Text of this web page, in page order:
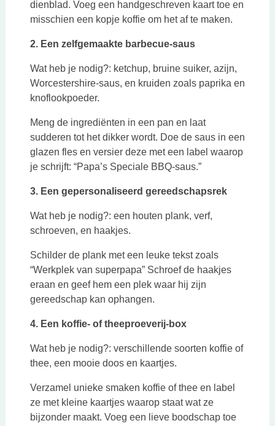
dienblad. Voeg een handgeschreven kaart toe en
misschien een kopje koffie om het af te maken.
2. Een zelfgemaakte barbecue-saus
Wat heb je nodig?: ketchup, bruine suiker, azijn,
Worcestershire-saus, en kruiden zoals paprika en
knoflookpoeder.
Meng de ingrediënten in een pan en laat
sudderen tot het dikker wordt. Doe de saus in een
glazen fles en versier deze met een label waarop
je schrijft: “Papa’s Speciale BBQ-saus.”
3. Een gepersonaliseerd gereedschapsrek
Wat heb je nodig?: een houten plank, verf,
schroeven, en haakjes.
Schilder de plank met een leuke tekst zoals
“Werkplek van superpapa” Schroef de haakjes
eraan en geef hem een plek waar hij zijn
gereedschap kan ophangen.
4. Een koffie- of theeproeverij-box
Wat heb je nodig?: verschillende soorten koffie of
thee, een mooie doos en kaartjes.
Verzamel unieke smaken koffie of thee en label
ze met kleine kaartjes waarop staat wat ze
bijzonder maakt. Voeg een lieve boodschap toe